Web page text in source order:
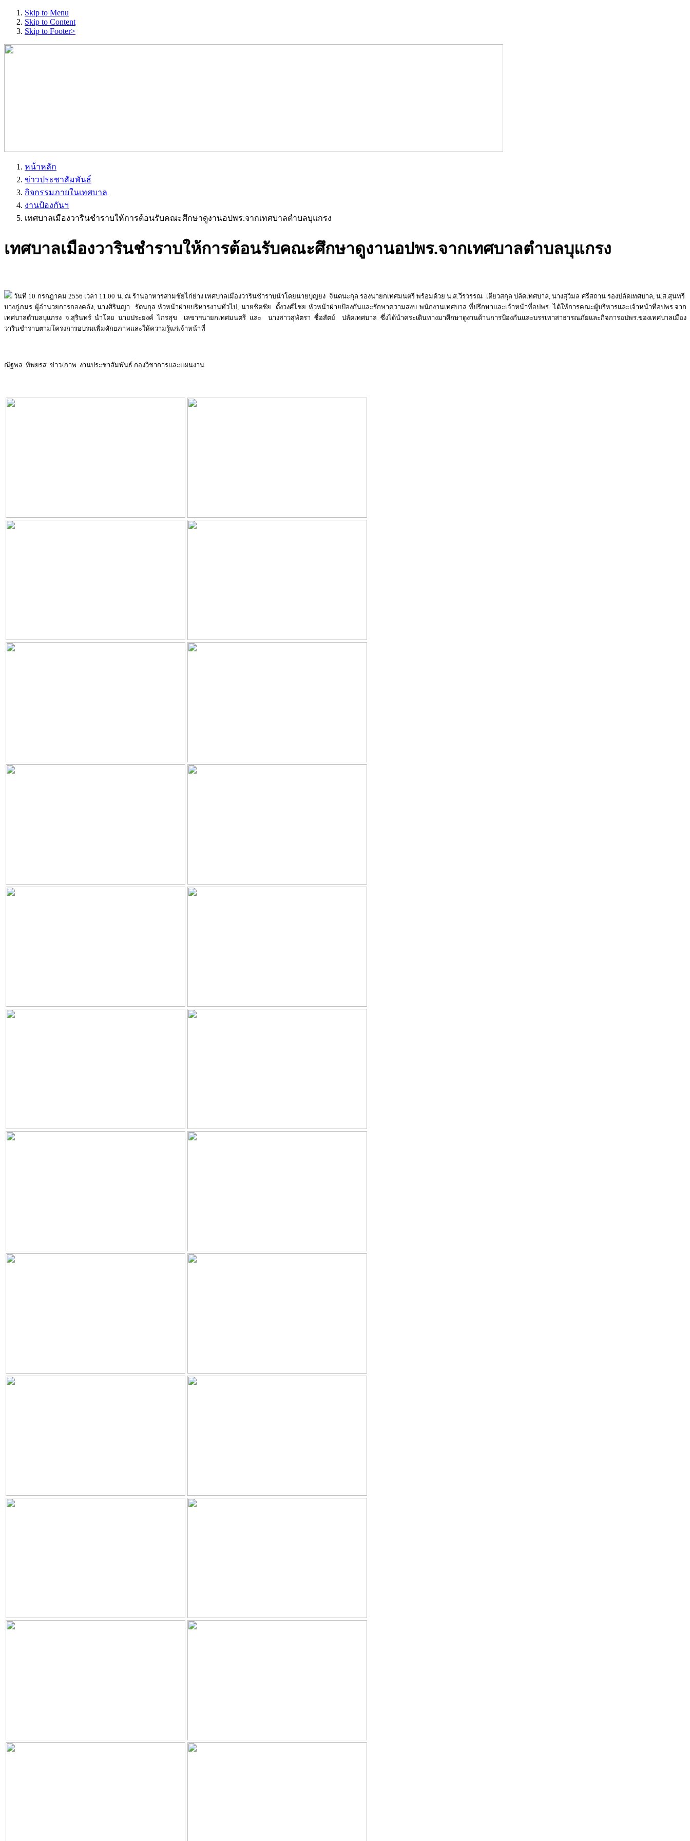
Skip to Menu
Skip to Content
Skip to Footer>
หน้าหลัก
ข่าวประชาสัมพันธ์
กิจกรรมภายในเทศบาล
งานป้องกันฯ
เทศบาลเมืองวารินชำราบให้การต้อนรับคณะศึกษาดูงานอปพร.จากเทศบาลตำบลบุแกรง
เทศบาลเมืองวารินชำราบให้การต้อนรับคณะศึกษาดูงานอปพร.จากเทศบาลตำบลบุแกรง
วันที่ 10 กรกฎาคม 2556 เวลา 11.00 น. ณ ร้านอาหารสามชัยไก่ย่าง เทศบาลเมืองวารินชำราบนำโดยนายบุญยง จินตนะกุล รองนายกเทศมนตรี พร้อมด้วย น.ส.วีรวรรณ เตียวสกุล ปลัดเทศบาล, นางสุวิมล ศรีสถาน รองปลัดเทศบาล, น.ส.สุนทรี
บางภู่ภมร ผู้อำนวยการกองคลัง, นางศิรินญา รัตนกุล หัวหน้าฝ่ายบริหารงานทั่วไป, นายชิตชัย ตั้งวงศ์ไชย หัวหน้าฝ่ายป้องกันและรักษาความสงบ พนักงานเทศบาล ที่ปรึกษาและเจ้าหน้าที่อปพร. ได้ให้การคณะผู้บริหารและเจ้าหน้าที่อปพร.จาก
เทศบาลตำบลบุแกรง จ.สุรินทร์ นำโดย นายประยงค์ ไกรสุข เลขาฯนายกเทศมนตรี และ นางสาวสุพัตรา ซื่อสัตย์ ปลัดเทศบาล ซึ่งได้นำคระเดินทางมาศึกษาดูงานด้านการป้องกันและบรรเทาสาธารณภัยและกิจการอปพร.ของเทศบาลเมือง
วารินชำราบตามโครงการอบรมเพิ่มศักยภาพและให้ความรู้แก่เจ้าหน้าที่
ณัฐพล ทิพยรส ข่าว/ภาพ งานประชาสัมพันธ์ กองวิชาการและแผนงาน